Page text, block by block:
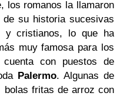
los romanos la llamaron
su historia sucesivas
y cristianos, lo que ha
muy famosa para los
con puestos de
Palermo. Algunas de
bolas fritas de arroz con